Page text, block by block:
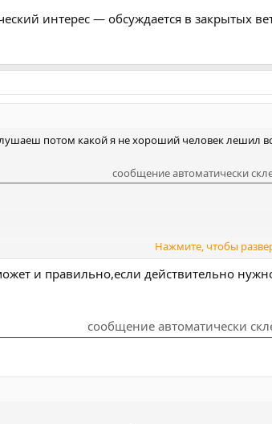
интерес — обсуждается в закрытых
потом какой я не хороший человек лешил
сообщение автоматически
сообщение автоматически
Нажмите, чтобы
и правильно,если действительно
сообщение автоматически